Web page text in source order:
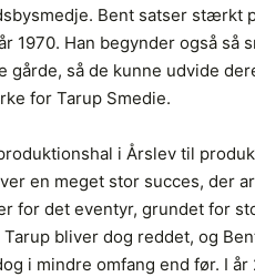
Bent satser stærkt
1970. Han begynder også så
gårde, så de kunne udvide
for Tarup Smedie.
i Årslev til
en meget stor succes, der
for det eventyr, grundet for
Tarup bliver dog reddet, og
i mindre omfang end før. I